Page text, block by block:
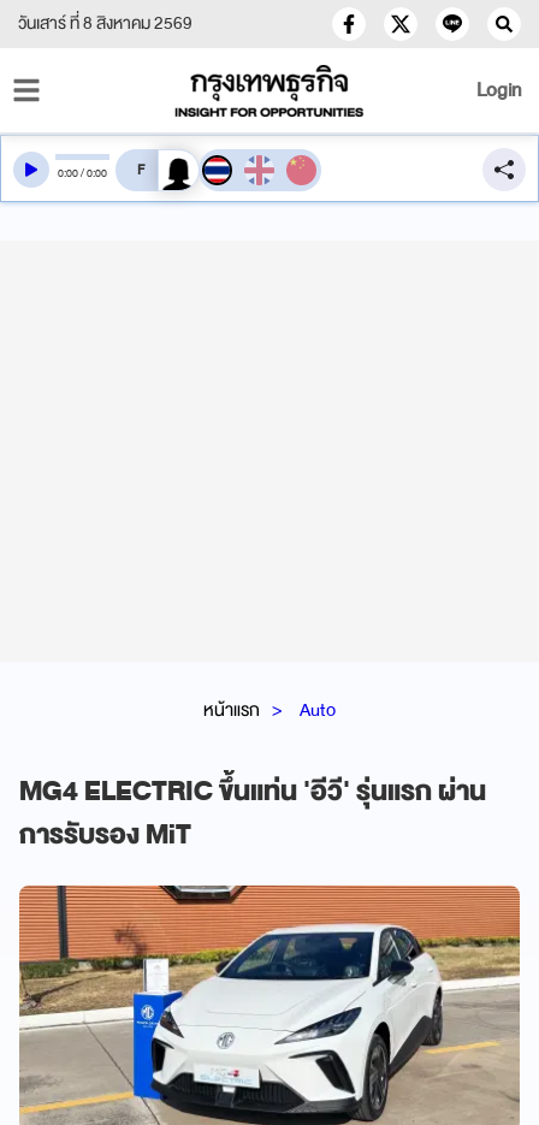
วันเสาร์ ที่ 8 สิงหาคม 2569
Login
หน้าแรก Auto
MG4 ELECTRIC ขึ้นแท่น 'อีวี' รุ่นแรก ผ่าน
การรับรอง MiT
0:00/0:00 สลับเสียงอ่าน